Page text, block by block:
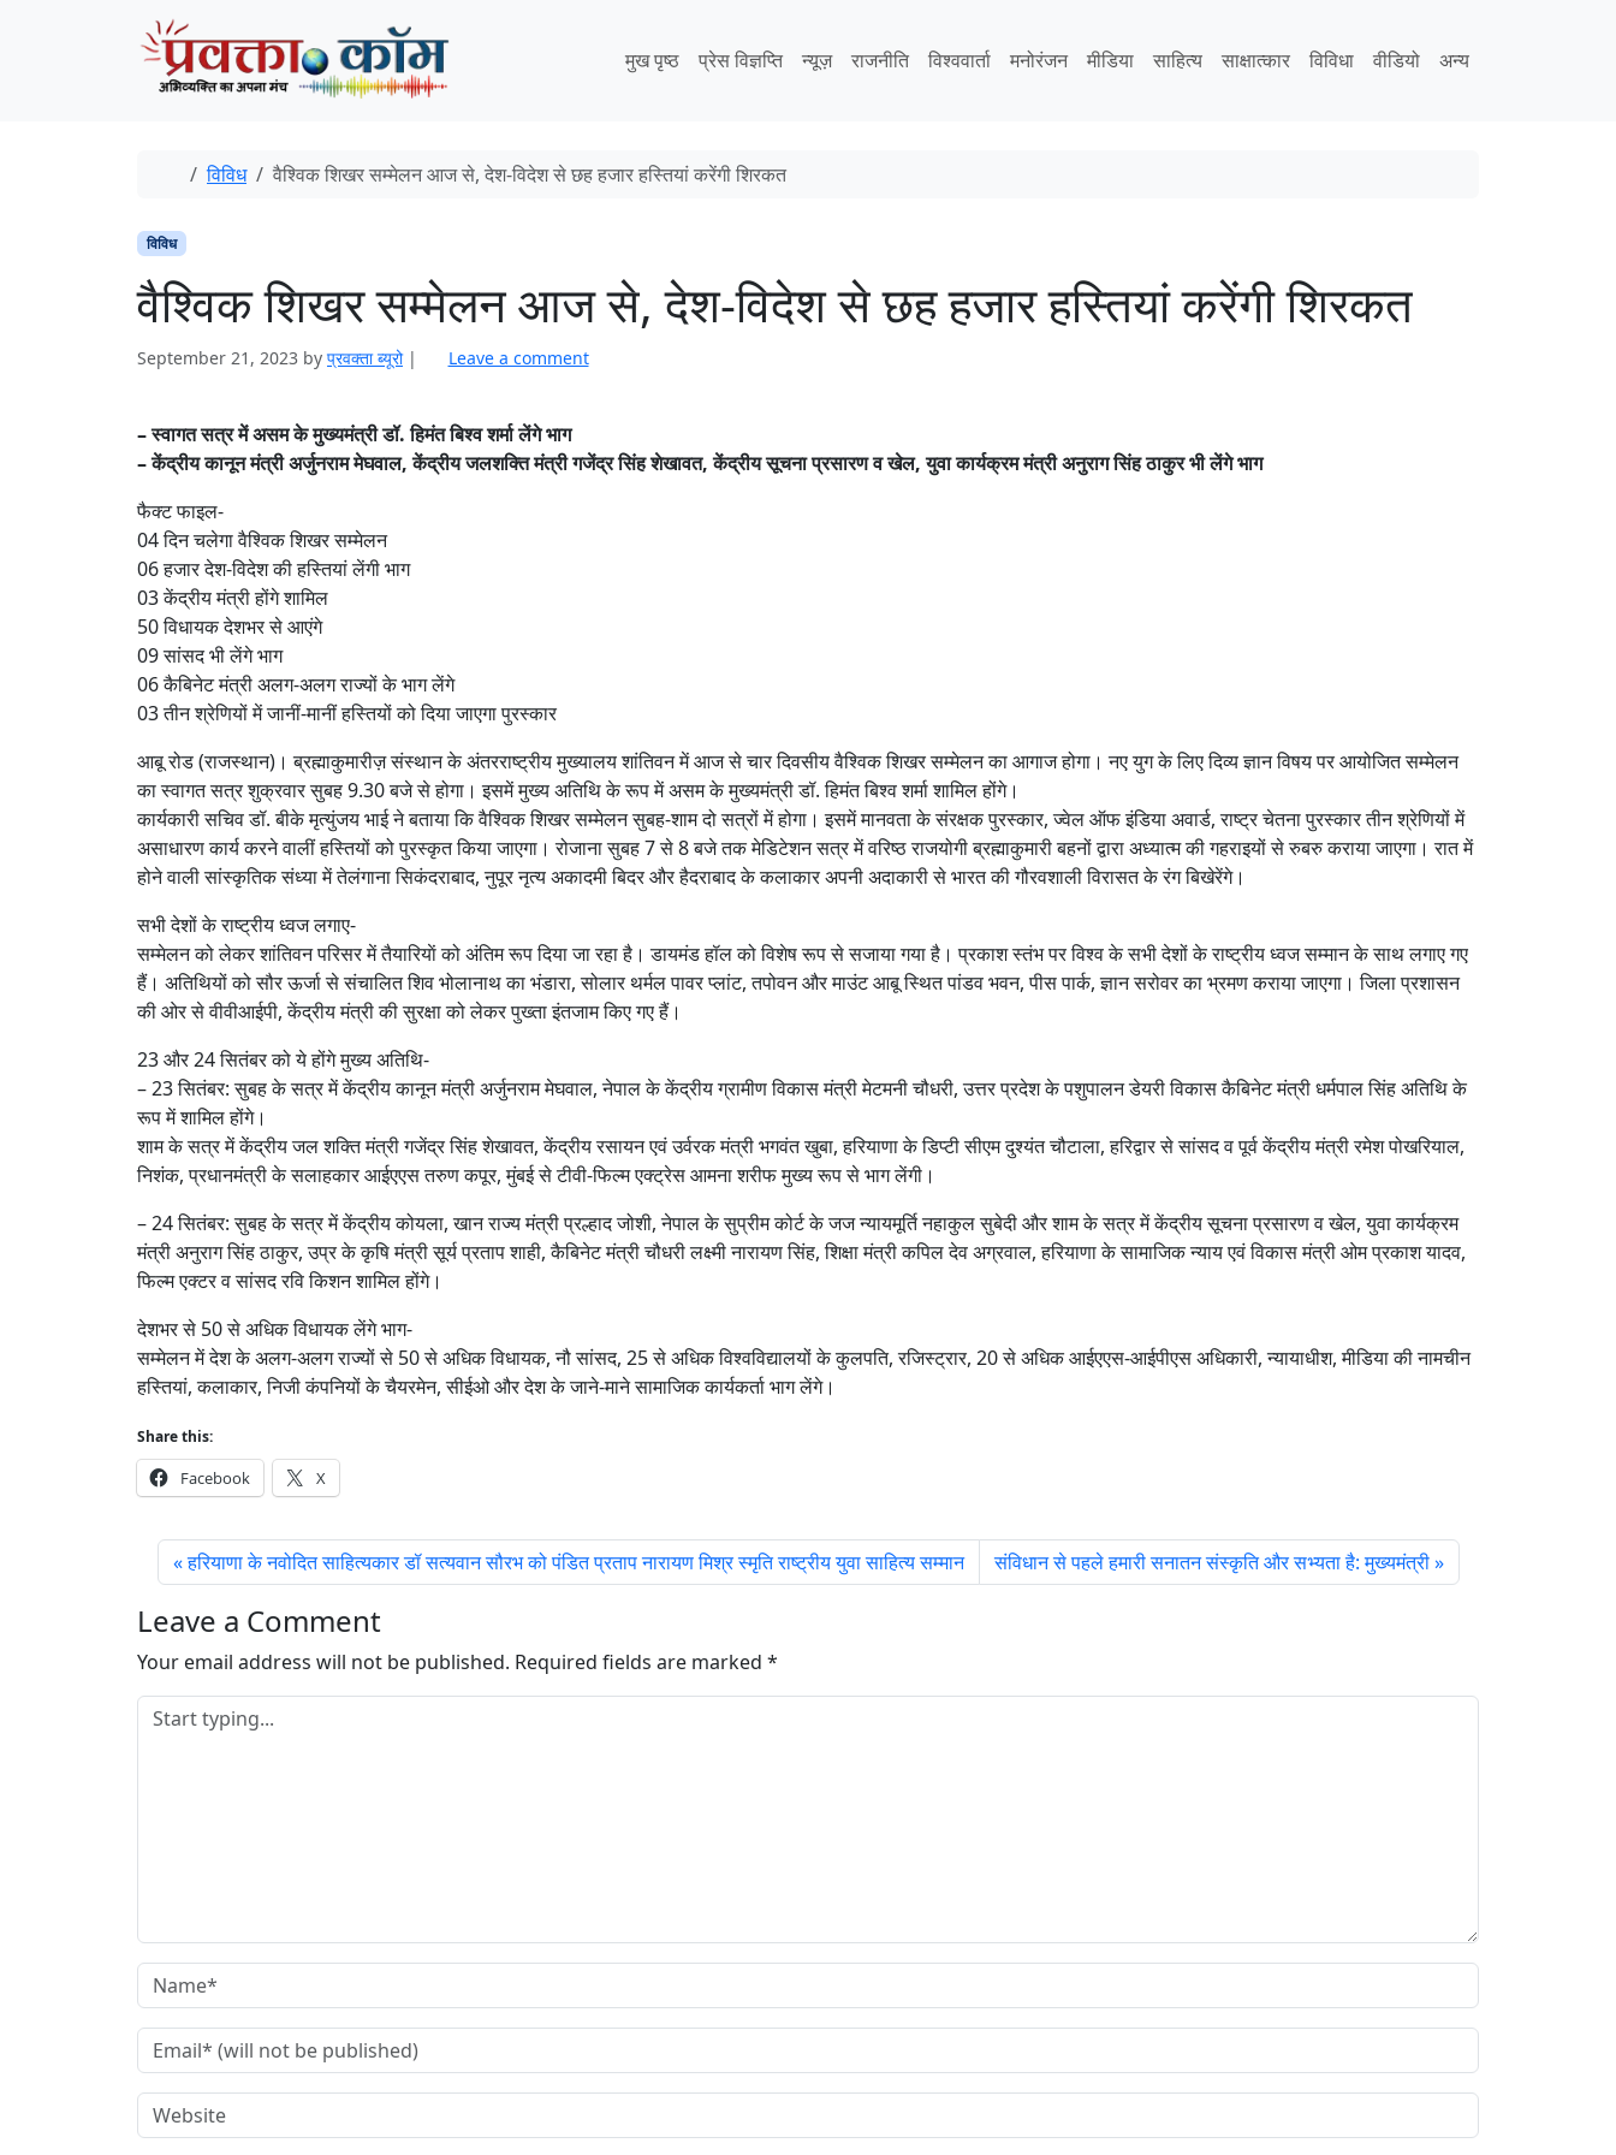
मुख पृष्ठ
प्रेस विज्ञप्ति न्यूज़ राजनीति विश्ववार्ता मनोरंजन मीडिया साहित्य साक्षात्कार विविधा वीडियो अन्य
Home
विविध वैश्विक शिखर सम्मेलन आज से, देश-विदेश से छह हजार हस्तियां करेंगी शिरकत
विविध
वैश्विक शिखर सम्मेलन आज से, देश-विदेश से छह हजार हस्तियां करेंगी शिरकत
September 21, 2023 by प्रवक्‍ता ब्यूरो | Leave a comment
– स्वागत सत्र में असम के मुख्यमंत्री डॉ. हिमंत बिश्व शर्मा लेंगे भाग
– केंद्रीय कानून मंत्री अर्जुनराम मेघवाल, केंद्रीय जलशक्ति मंत्री गजेंद्र सिंह शेखावत, केंद्रीय सूचना प्रसारण व खेल, युवा कार्यक्रम मंत्री अनुराग सिंह ठाकुर भी लेंगे भाग
फैक्ट फाइल-
04 दिन चलेगा वैश्विक शिखर सम्मेलन
06 हजार देश-विदेश की हस्तियां लेंगी भाग
03 केंद्रीय मंत्री होंगे शामिल
50 विधायक देशभर से आएंगे
09 सांसद भी लेंगे भाग
06 कैबिनेट मंत्री अलग-अलग राज्यों के भाग लेंगे
03 तीन श्रेणियों में जानीं-मानीं हस्तियों को दिया जाएगा पुरस्कार
आबू रोड (राजस्थान)। ब्रह्माकुमारीज़ संस्थान के अंतरराष्ट्रीय मुख्यालय शांतिवन में आज से चार दिवसीय वैश्विक शिखर सम्मेलन का आगाज होगा। नए युग के लिए दिव्य ज्ञान विषय पर आयोजित सम्मेलन
का स्वागत सत्र शुक्रवार सुबह 9.30 बजे से होगा। इसमें मुख्य अतिथि के रूप में असम के मुख्यमंत्री डॉ. हिमंत बिश्व शर्मा शामिल होंगे।
कार्यकारी सचिव डॉ. बीके मृत्युंजय भाई ने बताया कि वैश्विक शिखर सम्मेलन सुबह-शाम दो सत्रों में होगा। इसमें मानवता के संरक्षक पुरस्कार, ज्वेल ऑफ इंडिया अवार्ड, राष्ट्र चेतना पुरस्कार तीन श्रेणियों में
असाधारण कार्य करने वालीं हस्तियों को पुरस्कृत किया जाएगा। रोजाना सुबह 7 से 8 बजे तक मेडिटेशन सत्र में वरिष्ठ राजयोगी ब्रह्माकुमारी बहनों द्वारा अध्यात्म की गहराइयों से रुबरु कराया जाएगा। रात में
होने वाली सांस्कृतिक संध्या में तेलंगाना सिकंदराबाद, नुपूर नृत्य अकादमी बिदर और हैदराबाद के कलाकार अपनी अदाकारी से भारत की गौरवशाली विरासत के रंग बिखेरेंगे।
सभी देशों के राष्ट्रीय ध्वज लगाए-
सम्मेलन को लेकर शांतिवन परिसर में तैयारियाें को अंतिम रूप दिया जा रहा है। डायमंड हॉल को विशेष रूप से सजाया गया है। प्रकाश स्तंभ पर विश्व के सभी देशों के राष्ट्रीय ध्वज सम्मान के साथ लगाए गए
हैं। अतिथियों को सौर ऊर्जा से संचालित शिव भोलानाथ का भंडारा, सोलार थर्मल पावर प्लांट, तपोवन और माउंट आबू स्थित पांडव भवन, पीस पार्क, ज्ञान सरोवर का भ्रमण कराया जाएगा। जिला प्रशासन
की ओर से वीवीआईपी, केंद्रीय मंत्री की सुरक्षा को लेकर पुख्ता इंतजाम किए गए हैं।
23 और 24 सितंबर को ये होंगे मुख्य अतिथि-
– 23 सितंबर: सुबह के सत्र में केंद्रीय कानून मंत्री अर्जुनराम मेघवाल, नेपाल के केंद्रीय ग्रामीण विकास मंत्री मेटमनी चौधरी, उत्तर प्रदेश के पशुपालन डेयरी विकास कैबिनेट मंत्री धर्मपाल सिंह अतिथि के
रूप में शामिल होंगे।
शाम के सत्र में केंद्रीय जल शक्ति मंत्री गजेंद्र सिंह शेखावत, केंद्रीय रसायन एवं उर्वरक मंत्री भगवंत खुबा, हरियाणा के डिप्टी सीएम दुश्यंत चौटाला, हरिद्वार से सांसद व पूर्व केंद्रीय मंत्री रमेश पोखरियाल,
निशंक, प्रधानमंत्री के सलाहकार आईएएस तरुण कपूर, मुंबई से टीवी-फिल्म एक्ट्रेस आमना शरीफ मुख्य रूप से भाग लेंगी।
– 24 सितंबर: सुबह के सत्र में केंद्रीय कोयला, खान राज्य मंत्री प्रल्हाद जोशी, नेपाल के सुप्रीम कोर्ट के जज न्यायमूर्ति नहाकुल सुबेदी और शाम के सत्र में केंद्रीय सूचना प्रसारण व खेल, युवा कार्यक्रम
मंत्री अनुराग सिंह ठाकुर, उप्र के कृषि मंत्री सूर्य प्रताप शाही, कैबिनेट मंत्री चौधरी लक्ष्मी नारायण सिंह, शिक्षा मंत्री कपिल देव अग्रवाल, हरियाणा के सामाजिक न्याय एवं विकास मंत्री ओम प्रकाश यादव,
फिल्म एक्टर व सांसद रवि किशन शामिल होंगे।
देशभर से 50 से अधिक विधायक लेंगे भाग-
सम्मेलन में देश के अलग-अलग राज्यों से 50 से अधिक विधायक, नौ सांसद, 25 से अधिक विश्वविद्यालयों के कुलपति, रजिस्ट्रार, 20 से अधिक आईएएस-आईपीएस अधिकारी, न्यायाधीश, मीडिया की नामचीन
हस्तियां, कलाकार, निजी कंपनियों के चैयरमेन, सीईओ और देश के जाने-माने सामाजिक कार्यकर्ता भाग लेंगे।
Share this:
Facebook X
हरियाणा के नवोदित साहित्यकार डॉ सत्यवान सौरभ को पंडित प्रताप नारायण मिश्र स्मृति राष्ट्रीय युवा साहित्य सम्मान संविधान से पहले हमारी सनातन संस्कृति और सभ्यता है: मुख्यमंत्री
Leave a Comment
Your email address will not be published. Required fields are marked *